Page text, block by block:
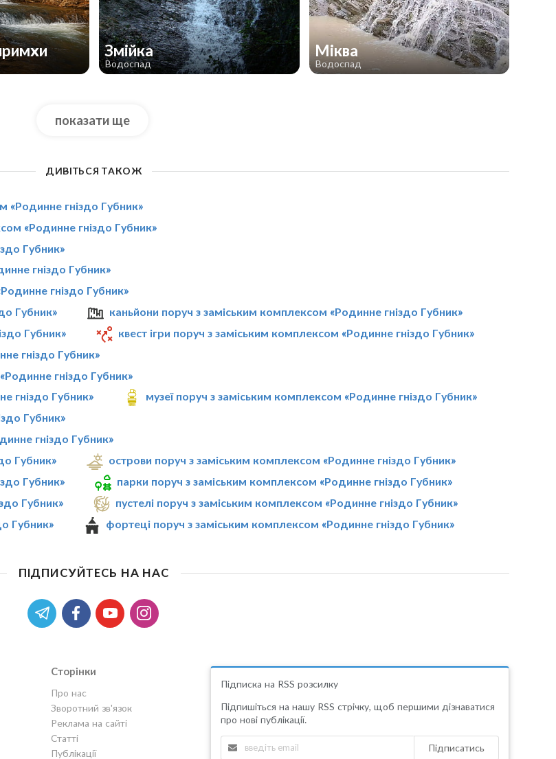
Змійка
Водоспад
Міква
Водоспад
показати ще
ДИВІТЬСЯ ТАКОЖ
«Родинне гніздо Губник»
«Родинне гніздо Губник»
Губник»
гніздо Губник»
гніздо Губник»
Губник»
каньйони поруч з заміським комплексом «Родинне гніздо Губник»
Губник»
квест ігри поруч з заміським комплексом «Родинне гніздо Губник»
гніздо Губник»
гніздо Губник»
гніздо Губник»
музеї поруч з заміським комплексом «Родинне гніздо Губник»
Губник»
гніздо Губник»
Губник»
острови поруч з заміським комплексом «Родинне гніздо Губник»
Губник»
парки поруч з заміським комплексом «Родинне гніздо Губник»
Губник»
пустелі поруч з заміським комплексом «Родинне гніздо Губник»
Губник»
фортеці поруч з заміським комплексом «Родинне гніздо Губник»
ПІДПИСУЙТЕСЬ НА НАС
Сторінки
Про нас
Зворотний зв'язок
Реклама на сайті
Статті
Публікації
Підписка на RSS розсилку
Підпишіться на нашу RSS стрічку, щоб першими дізнаватися
про нові публікації.
Підписатись